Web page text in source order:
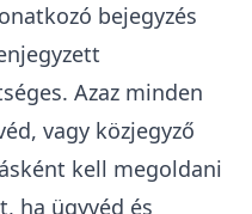
bejegyzés
Azaz minden
vagy közjegyző
kell megoldani
ha ügyvéd és